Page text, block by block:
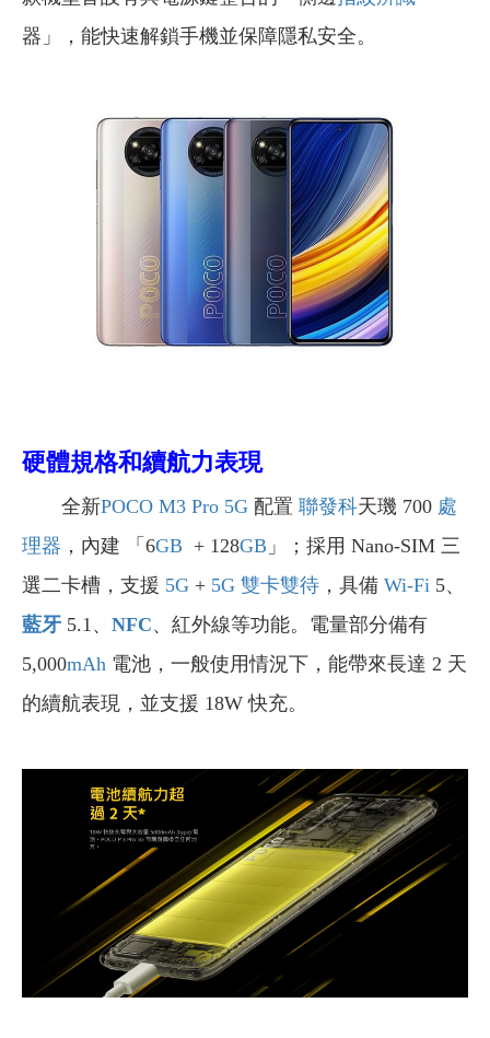
器」，能快速解鎖手機並保障隱私安全。
硬體規格和續航力表現
全新POCO M3 Pro 5G 配置 聯發科天璣 700 處
理器 ，內建 「6GB + 128GB 」；採用 Nano-SIM 三
選二卡槽，支援 5G + 5G 雙卡雙待 ，具備 Wi-Fi 5、
藍牙 5.1、 NFC、紅外線等功能。電量部分備有
5,000mAh 電池，一般使用情況下，能帶來長達 2 天
的續航表現，並支援 18W 快充。